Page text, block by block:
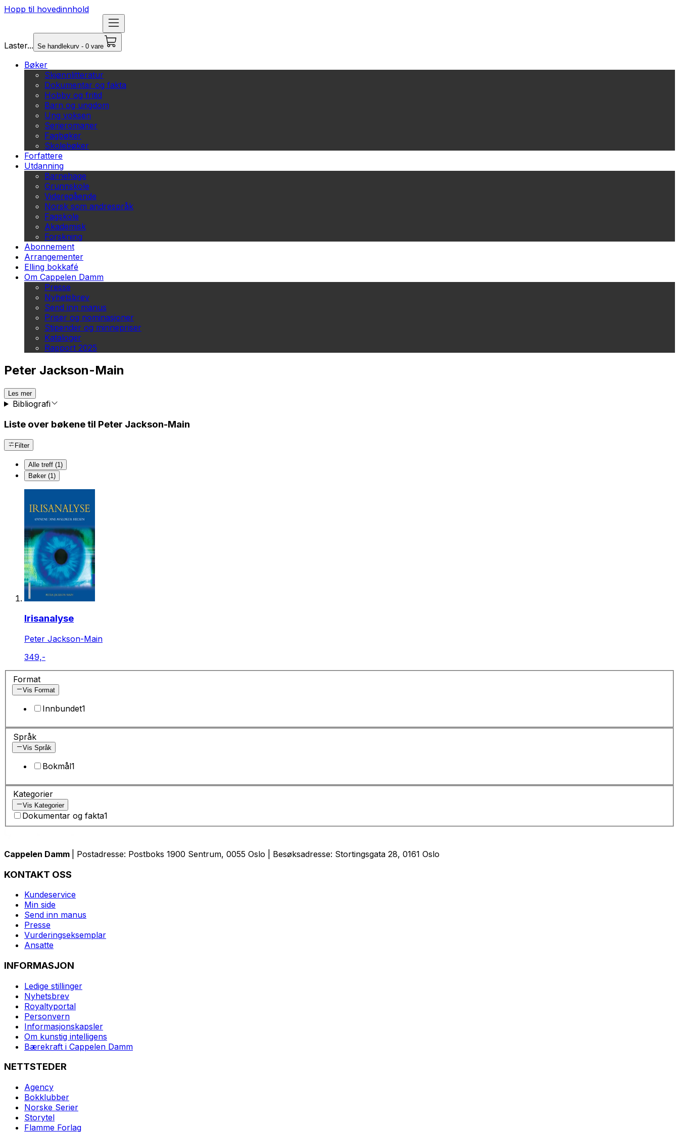
Hopp til hovedinnhold
Laster... Se handlekurv - 0 vare
Bøker
Skjønnlitteratur
Dokumentar og fakta
Hobby og fritid
Barn og ungdom
Ung voksen
Serieromaner
Fagbøker
Skolebøker
Forfattere
Utdanning
Barnehage
Grunnskole
Videregående
Norsk som andrespråk
Fagskole
Akademisk
Forskning
Abonnement
Arrangementer
Elling bokkafé
Om Cappelen Damm
Presse
Nyhetsbrev
Send inn manus
Priser og nominasjoner
Stipender og minnepriser
Kataloger
Rapport 2025
Peter Jackson-Main
Les mer
Bibliografi
Liste over bøkene til Peter Jackson-Main
Filter
Alle treff (1)
Bøker (1)
Irisanalyse
Peter Jackson-Main
349,-
Format
Vis Format
Innbundet1
Språk
Vis Språk
Bokmål1
Kategorier
Vis Kategorier
Dokumentar og fakta1
Cappelen Damm | Postadresse: Postboks 1900 Sentrum, 0055 Oslo | Besøksadresse: Stortingsgata 28, 0161 Oslo
KONTAKT OSS
Kundeservice
Min side
Send inn manus
Presse
Vurderingseksemplar
Ansatte
INFORMASJON
Ledige stillinger
Nyhetsbrev
Royaltyportal
Personvern
Informasjonskapsler
Om kunstig intelligens
Bærekraft i Cappelen Damm
NETTSTEDER
Agency
Bokklubber
Norske Serier
Storytel
Flamme Forlag